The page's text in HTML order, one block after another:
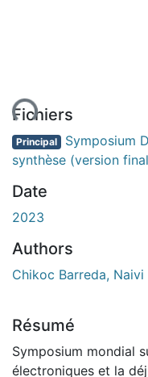
Fichiers
Principal Symposium
synthèse (version
Date
2023
Authors
Chikoc Barreda, Naivi
Résumé
Symposium mondial
électroniques et la